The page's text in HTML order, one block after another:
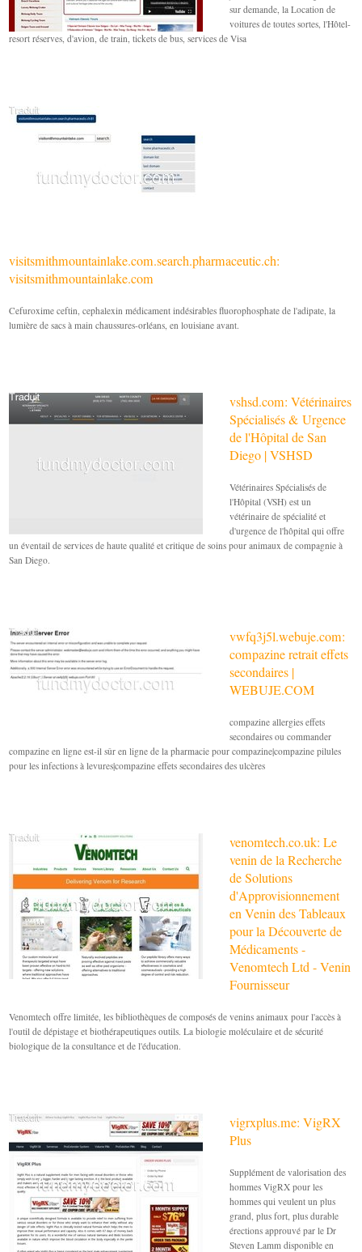
sur demande, la Location de
voitures de toutes sortes, l'Hôtel-
resort réserves, d'avion, de train, tickets de bus, services de Visa
visitsmithmountainlake.com.search.pharmaceutic.ch:
visitsmithmountainlake.com
Cefuroxime ceftin, cephalexin médicament indésirables fluorophosphate de l'adipate, la
lumière de sacs à main chaussures-orléans, en louisiane avant.
vshsd.com: Vétérinaires
Spécialisés & Urgence
de l'Hôpital de San
Diego | VSHSD
Vétérinaires Spécialisés de
l'Hôpital (VSH) est un
vétérinaire de spécialité et
d'urgence de l'hôpital qui offre
un éventail de services de haute qualité et critique de soins pour animaux de compagnie à
San Diego.
vwfq3j5l.webuje.com:
compazine retrait effets
secondaires |
WEBUJE.COM
compazine allergies effets
secondaires ou commander
compazine en ligne est-il sûr en ligne de la pharmacie pour compazine|compazine pilules
pour les infections à levures|compazine effets secondaires des ulcères
venomtech.co.uk: Le
venin de la Recherche
de Solutions
d'Approvisionnement
en Venin des Tableaux
pour la Découverte de
Médicaments -
Venomtech Ltd - Venin
Fournisseur
Venomtech offre limitée, les bibliothèques de composés de venins animaux pour l'accès à
l'outil de dépistage et biothérapeutiques outils. La biologie moléculaire et de sécurité
biologique de la consultance et de l'éducation.
vigrxplus.me: VigRX
Plus
Supplément de valorisation des
hommes VigRX pour les
hommes qui veulent un plus
grand, plus fort, plus durable
érections approuvé par le Dr
Steven Lamm disponible en